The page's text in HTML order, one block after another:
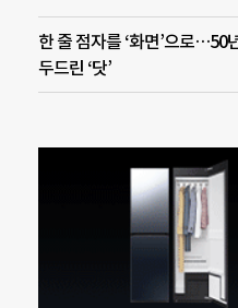
한 줄 점자를 ‘화면’으로…50
두드린 ‘닷’